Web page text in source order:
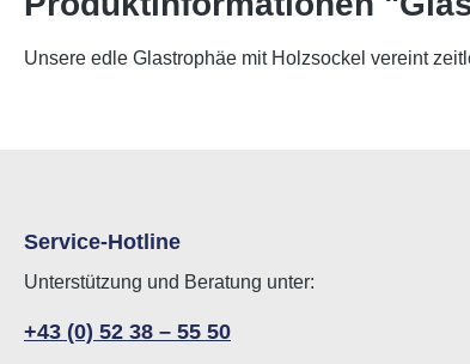
Unsere edle Glastrophäe mit Holzsockel vereint
Service-Hotline
Unterstützung und Beratung unter:
+43 (0) 52 38 – 55 50